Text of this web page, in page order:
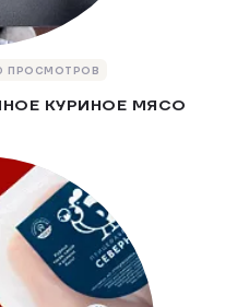
ПРОСМОТРОВ
КУРИНОЕ МЯСО